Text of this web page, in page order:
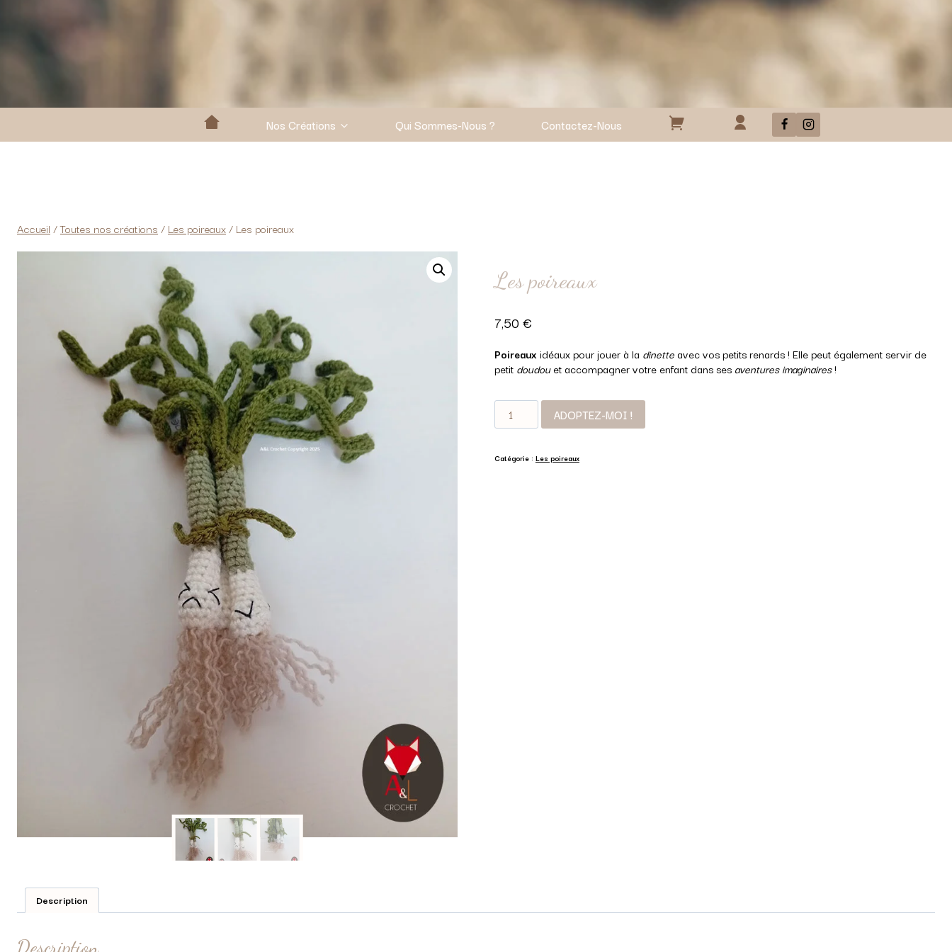
Nos Créations Qui Sommes-Nous ? Contactez-Nous
Accueil /Toutes nos créations / Les poireaux/ Les poireaux
Les poireaux
7,50 €
Poireaux idéaux pour jouer à la dinetteavec vos petits renards ! Elle peut également servir de
petit doudouet accompagner votre enfant dans ses aventures imaginaires!
quantité
ADOPTEZ-MOI !
Catégorie : Les poireaux
Description